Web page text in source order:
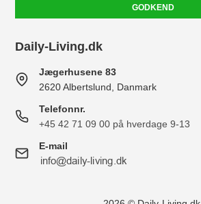
GODKEND
Daily-Living.dk
Jægerhusene 83
2620 Albertslund, Danmark
Telefonnr.
+45 42 71 09 00 på hverdage 9-13
E-mail